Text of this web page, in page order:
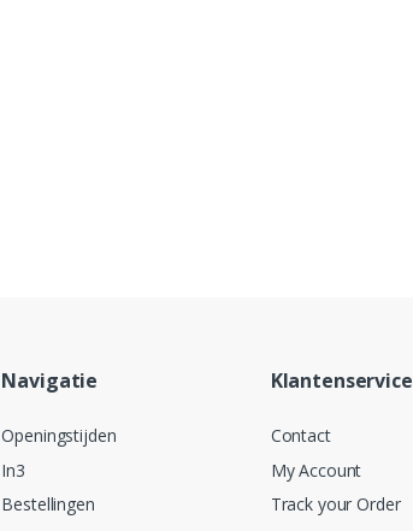
Navigatie
Openingstijden
In3
Bestellingen
Klantenservice
Contact
My Account
Track your Order